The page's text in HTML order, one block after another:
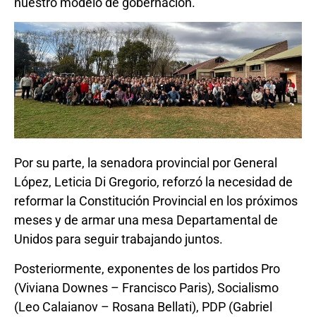
Por su parte, la senadora provincial por General
López, Leticia Di Gregorio, reforzó la necesidad de
reformar la Constitución Provincial en los próximos
meses y de armar una mesa Departamental de
Unidos para seguir trabajando juntos.
Posteriormente, exponentes de los partidos Pro
(Viviana Downes – Francisco Paris), Socialismo
(Leo Calaianov – Rosana Bellati), PDP (Gabriel